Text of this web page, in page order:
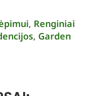
, Renginiai
, Garden